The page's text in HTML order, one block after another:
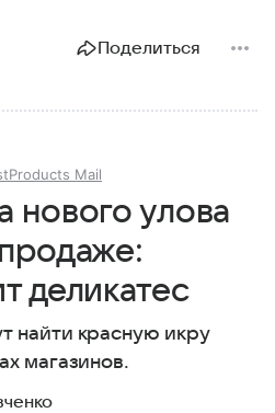
Поделиться
Mail
нового улова
деликатес
найти красную икру
магазинов.